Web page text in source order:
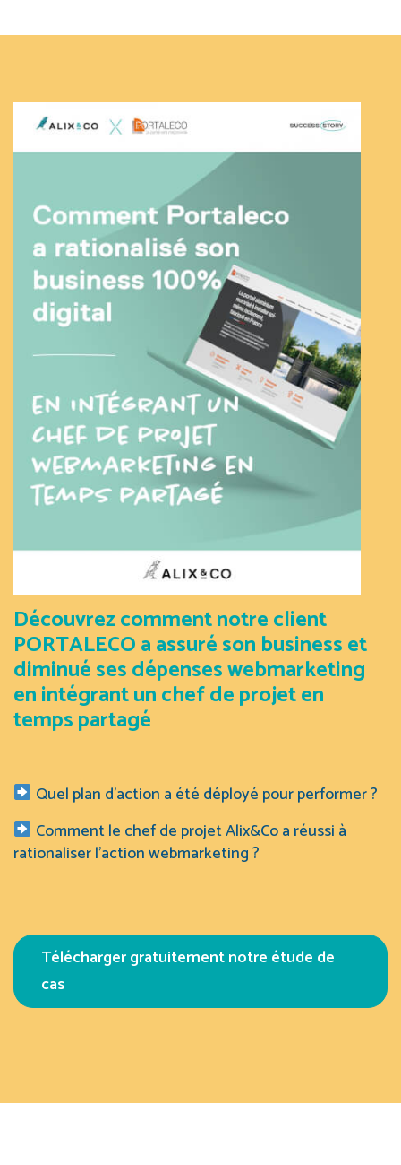
Découvrez comment notre client
PORTALECO a assuré son business et
diminué ses dépenses webmarketing
en intégrant un chef de projet en
temps partagé
Quel plan d’action a été déployé pour performer ?
Comment le chef de projet Alix&Co a réussi à
rationaliser l’action webmarketing ?
Télécharger gratuitement notre étude de
cas